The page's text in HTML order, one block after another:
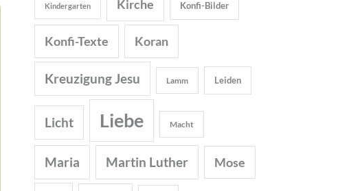
Kindergarten Kirche Konfi-Bilder
Konfi-Texte Koran
Kreuzigung Jesu Lamm Leiden
Licht Liebe Macht
Maria Martin Luther Mose